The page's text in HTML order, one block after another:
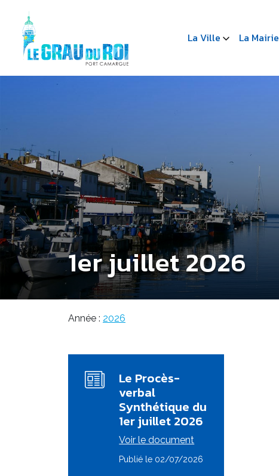
La Ville La Mairie
1er juillet 2026
Année : 2026
Le Procès-
verbal
Synthétique du
1er juillet 2026
Voir le document
Publié le 02/07/2026